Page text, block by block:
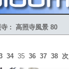
: 高照寺風景 80
3435 36 37 38 次